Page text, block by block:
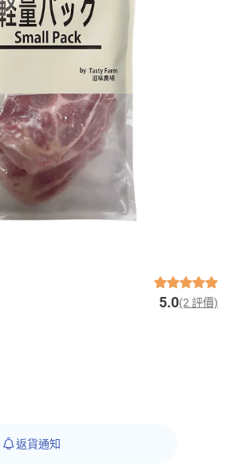
5.0(2 評價)
返貨通知